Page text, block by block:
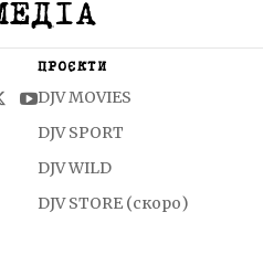
ПРОЄКТИ
DJV MOVIES
DJV SPORT
DJV WILD
DJV STORE (скоро)